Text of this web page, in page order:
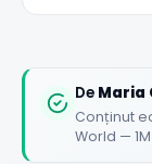
De Maria
Conținut
World —
Keep